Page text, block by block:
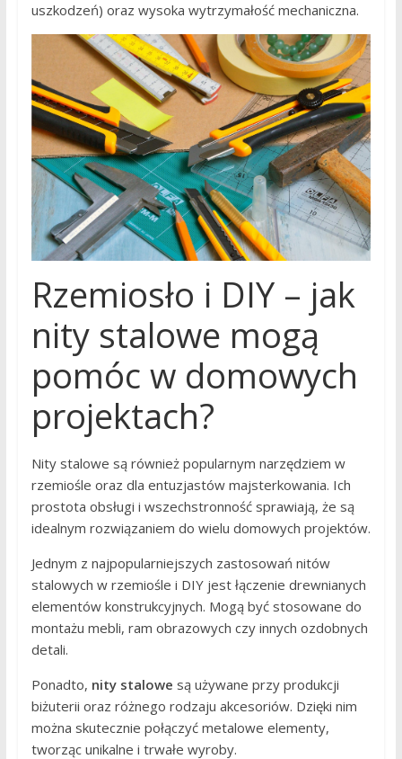
uszkodzeń) oraz wysoka wytrzymałość mechaniczna.
Rzemiosło i DIY – jak
nity stalowe mogą
pomóc w domowych
projektach?
Nity stalowe są również popularnym narzędziem w
rzemiośle oraz dla entuzjastów majsterkowania. Ich
prostota obsługi i wszechstronność sprawiają, że są
idealnym rozwiązaniem do wielu domowych projektów.
Jednym z najpopularniejszych zastosowań nitów
stalowych w rzemiośle i DIY jest łączenie drewnianych
elementów konstrukcyjnych. Mogą być stosowane do
montażu mebli, ram obrazowych czy innych ozdobnych
detali.
Ponadto, nity stalowe są używane przy produkcji
biżuterii oraz różnego rodzaju akcesoriów. Dzięki nim
można skutecznie połączyć metalowe elementy,
tworząc unikalne i trwałe wyroby.